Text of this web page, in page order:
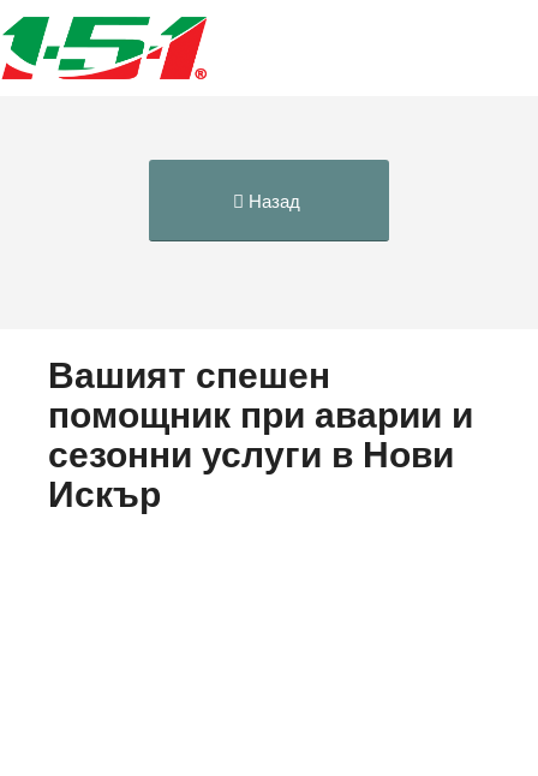
Назад
Вашият спешен
помощник при аварии и
сезонни услуги в Нови
Искър